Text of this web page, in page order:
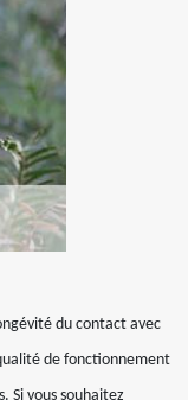
du contact avec
de fonctionnement
Si vous souhaitez